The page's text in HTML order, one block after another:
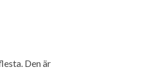
Den är